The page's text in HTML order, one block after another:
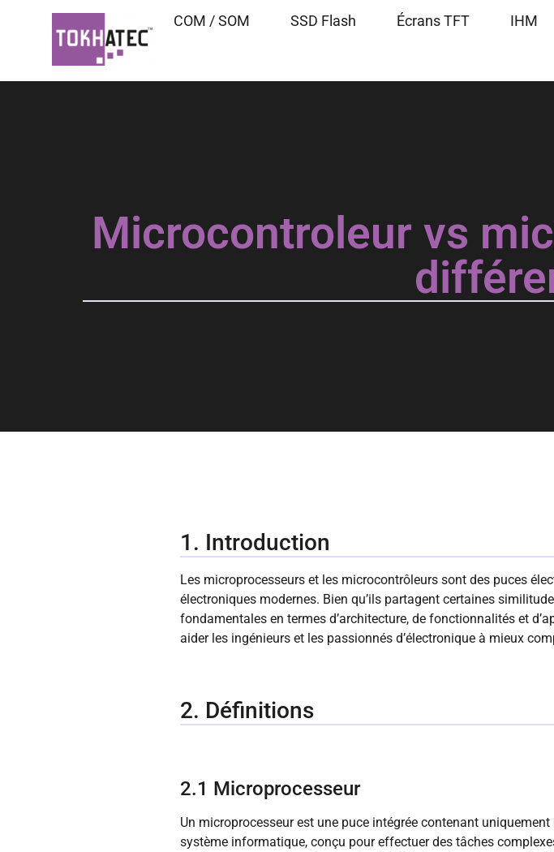
COM / SOM SSD Flash Écrans TFT IHM
Microcontroleur vs
1. Introduction
Les microprocesseurs et les microcontrôleurs sont des puces
électroniques modernes. Bien qu’ils partagent certaines
fondamentales en termes d’architecture, de fonctionnalités et
aider les ingénieurs et les passionnés d’électronique à mieux
2. Définitions
2.1 Microprocesseur
Un microprocesseur est une puce intégrée contenant
système informatique, conçu pour effectuer des tâches